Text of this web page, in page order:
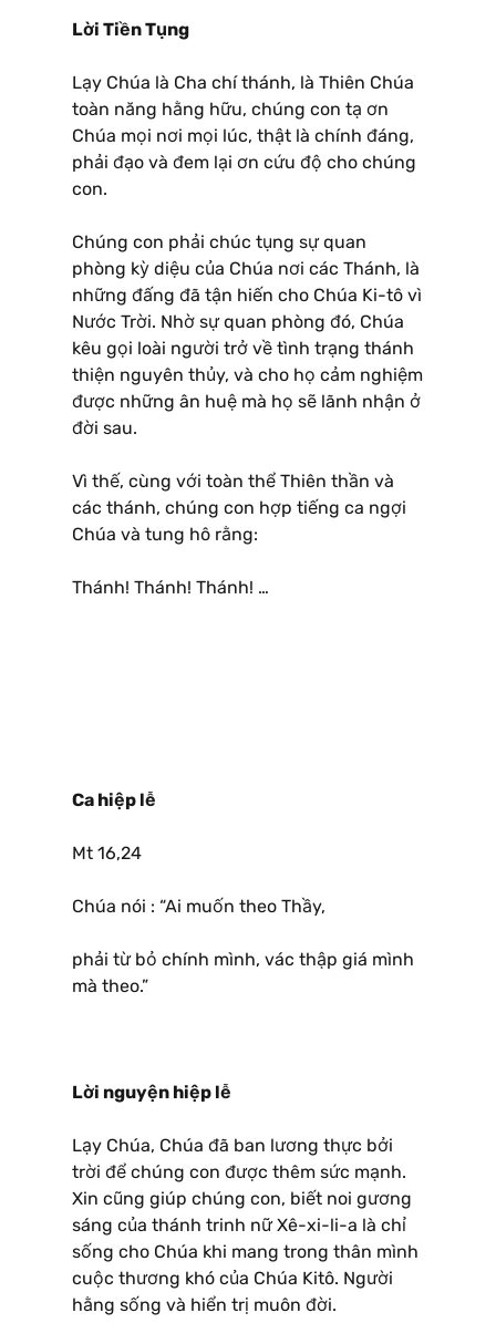
Lời Tiền Tụng
Lạy Chúa là Cha chí thánh, là Thiên Chúa
toàn năng hằng hữu, chúng con tạ ơn
Chúa mọi nơi mọi lúc, thật là chính đáng,
phải đạo và đem lại ơn cứu độ cho chúng
con.
Chúng con phải chúc tụng sự quan
phòng kỳ diệu của Chúa nơi các Thánh, là
những đấng đã tận hiến cho Chúa Ki-tô vì
Nước Trời. Nhờ sự quan phòng đó, Chúa
kêu gọi loài người trở về tình trạng thánh
thiện nguyên thủy, và cho họ cảm nghiệm
được những ân huệ mà họ sẽ lãnh nhận ở
đời sau.
Vì thế, cùng với toàn thể Thiên thần và
các thánh, chúng con hợp tiếng ca ngợi
Chúa và tung hô rằng:
Thánh! Thánh! Thánh! …
Ca hiệp lễ
Mt 16,24
Chúa nói : “Ai muốn theo Thầy,
phải từ bỏ chính mình, vác thập giá mình
mà theo.”
Lời nguyện hiệp lễ
Lạy Chúa, Chúa đã ban lương thực bởi
trời để chúng con được thêm sức mạnh.
Xin cũng giúp chúng con, biết noi gương
sáng của thánh trinh nữ Xê-xi-li-a là chỉ
sống cho Chúa khi mang trong thân mình
cuộc thương khó của Chúa Kitô. Người
hằng sống và hiển trị muôn đời.